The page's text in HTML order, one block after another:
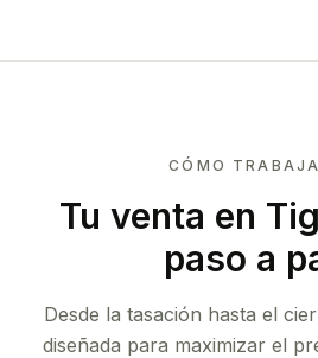
CÓMO
Tu venta en
paso a
Desde la tasación hasta el
diseñada para maximizar el